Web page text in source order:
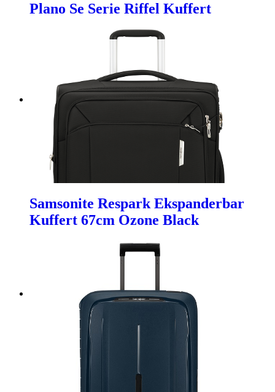
Plano Se Serie Riffel Kuffert
Samsonite Respark Ekspanderbar
Kuffert 67cm Ozone Black